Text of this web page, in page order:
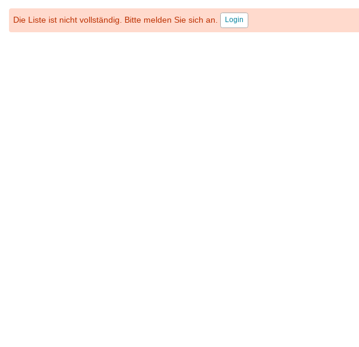
Die Liste ist nicht vollständig. Bitte melden Sie sich an. Login